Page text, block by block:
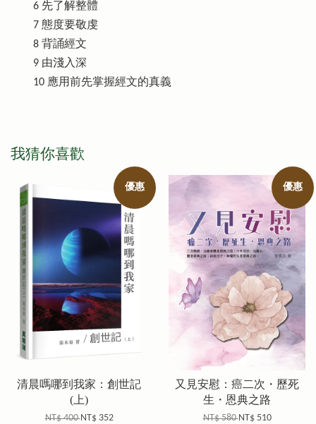
6 先了解整體
7 態度要敬虔
8 背誦經文
9 由淺入深
10 應用前先掌握經文的真義
我猜你喜歡
優惠
清晨嗎哪到我家：創世記
(上)
NT$ 400NT$ 352
優惠
又見安慰：癌二次・歷死
生・恩典之路
NT$ 580NT$ 510